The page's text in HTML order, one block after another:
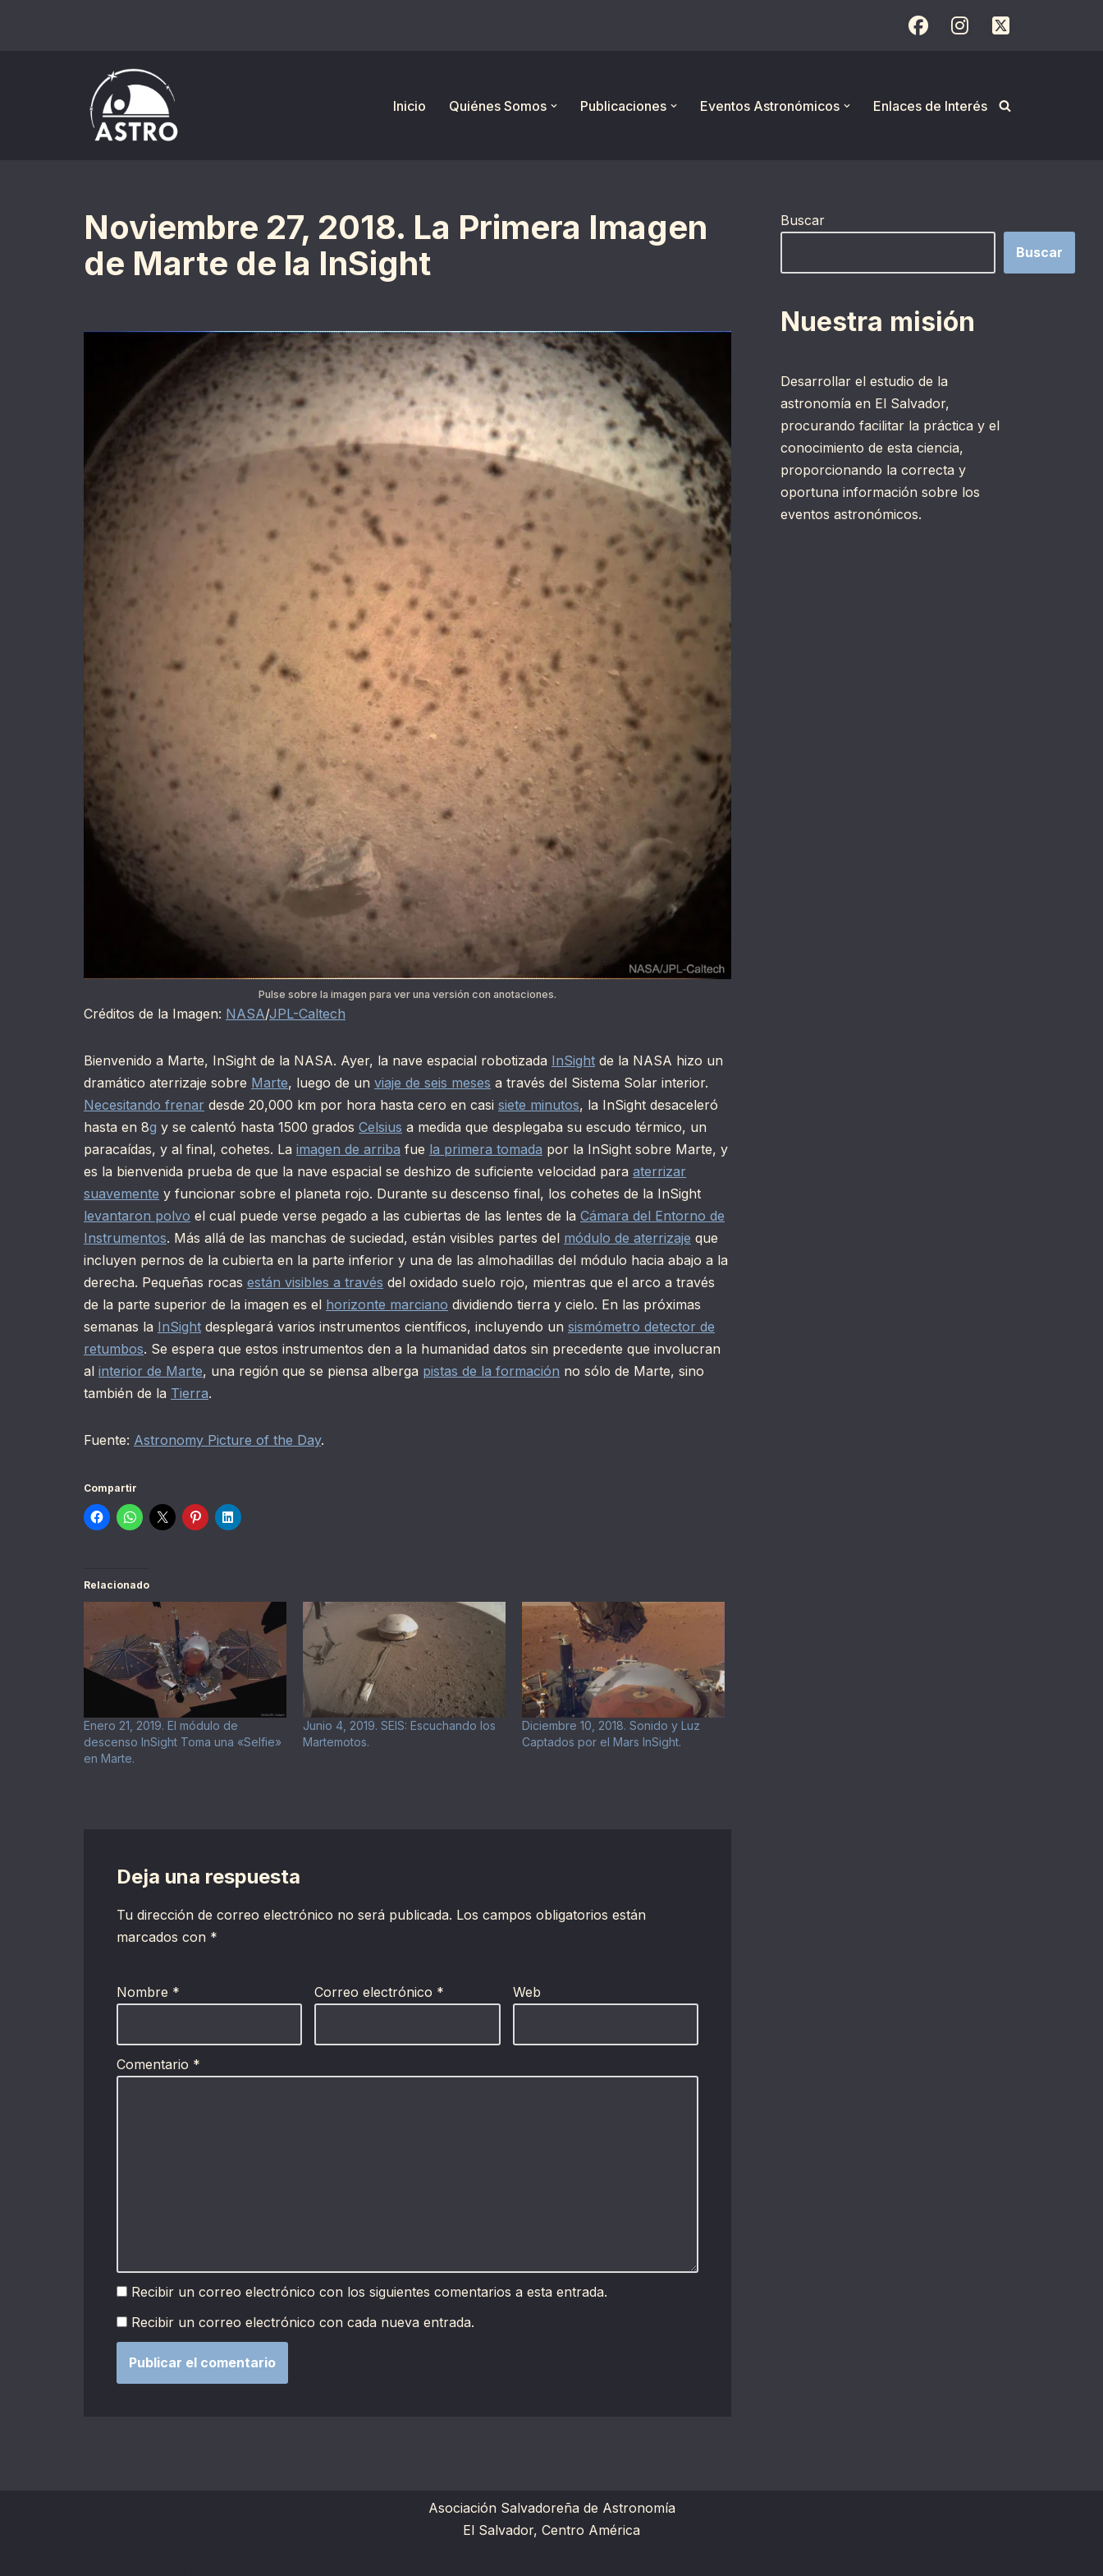
Inicio
Quiénes Somos Publicaciones Eventos Astronómicos Enlaces de Interés
Noviembre 27, 2018. La Primera Imagen
de Marte de la InSight
Pulse sobre la imagen para ver una versión con anotaciones.
Créditos de la Imagen: NASA/JPL-Caltech
Bienvenido a Marte, InSight de la NASA. Ayer, la nave espacial robotizada InSight de la NASA hizo un
dramático aterrizaje sobre Marte, luego de un viaje de seis meses a través del Sistema Solar interior.
Necesitando frenar desde 20,000 km por hora hasta cero en casi siete minutos, la InSight desaceleró
hasta en 8g y se calentó hasta 1500 grados Celsius a medida que desplegaba su escudo térmico, un
paracaídas, y al final, cohetes. La imagen de arriba fue la primera tomada por la InSight sobre Marte, y
es la bienvenida prueba de que la nave espacial se deshizo de suficiente velocidad para aterrizar
suavemente y funcionar sobre el planeta rojo. Durante su descenso final, los cohetes de la InSight
levantaron polvo el cual puede verse pegado a las cubiertas de las lentes de la Cámara del Entorno de
Instrumentos. Más allá de las manchas de suciedad, están visibles partes del módulo de aterrizaje que
incluyen pernos de la cubierta en la parte inferior y una de las almohadillas del módulo hacia abajo a la
derecha. Pequeñas rocas están visibles a través del oxidado suelo rojo, mientras que el arco a través
de la parte superior de la imagen es el horizonte marciano dividiendo tierra y cielo. En las próximas
semanas la InSight desplegará varios instrumentos científicos, incluyendo un sismómetro detector de
retumbos. Se espera que estos instrumentos den a la humanidad datos sin precedente que involucran
al interior de Marte, una región que se piensa alberga pistas de la formación no sólo de Marte, sino
también de la Tierra.
Fuente: Astronomy Picture of the Day.
Compartir
Relacionado
Enero 21, 2019. El módulo de
descenso InSight Toma una «Selfie»
en Marte.
Junio 4, 2019. SEIS: Escuchando los
Martemotos.
Diciembre 10, 2018. Sonido y Luz
Captados por el Mars InSight.
Deja una respuesta
Tu dirección de correo electrónico no será publicada. Los campos obligatorios están
marcados con *
Nombre * Correo electrónico * Web
Comentario *
Recibir un correo electrónico con los siguientes comentarios a esta entrada.
Recibir un correo electrónico con cada nueva entrada.
Buscar
Buscar
Nuestra misión
Desarrollar el estudio de la
astronomía en El Salvador,
procurando facilitar la práctica y el
conocimiento de esta ciencia,
proporcionando la correcta y
oportuna información sobre los
eventos astronómicos.
Asociación Salvadoreña de Astronomía
El Salvador, Centro América